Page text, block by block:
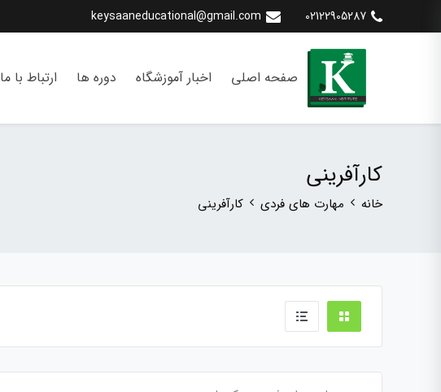
02122905287
keysaaneducational@gmail.com
صفحه اصلی اخبار آموزشگاه دوره ها ارتباط با ما
کارآفرینی
خانه مهارت های فردی کارآفرینی